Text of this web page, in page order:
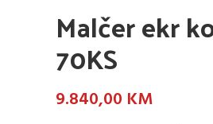
Malčer ekr
70KS
9.840,00 KM